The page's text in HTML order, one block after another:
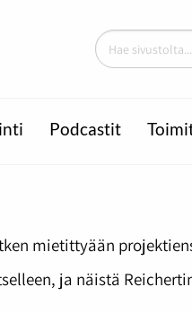
Podcastit
mietittyään
ja näistä